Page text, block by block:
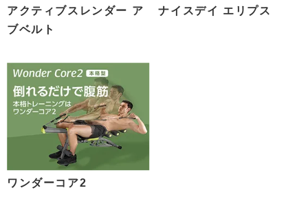
アクティブスレンダー ア
ブベルト
ナイスデイ エリプス
ワンダーコア2